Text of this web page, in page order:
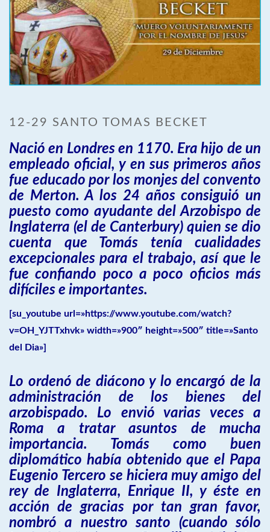
12-29 SANTO TOMAS BECKET
Nació en Londres en 1170. Era hijo de un
empleado oficial, y en sus primeros años
fue educado por los monjes del convento
de Merton. A los 24 años consiguió un
puesto como ayudante del Arzobispo de
Inglaterra (el de Canterbury) quien se dio
cuenta que Tomás tenía cualidades
excepcionales para el trabajo, así que le
fue confiando poco a poco oficios más
difíciles e importantes.
[su_youtube url=»https://www.youtube.com/watch?
v=OH_YJTTxhvk» width=»900″ height=»500″ title=»Santo
del Dia»]
Lo ordenó de diácono y lo encargó de la
administración de los bienes del
arzobispado. Lo envió varias veces a
Roma a tratar asuntos de mucha
importancia. Tomás como buen
diplomático había obtenido que el Papa
Eugenio Tercero se hiciera muy amigo del
rey de Inglaterra, Enrique II, y éste en
acción de gracias por tan gran favor,
nombró a nuestro santo (cuando sólo